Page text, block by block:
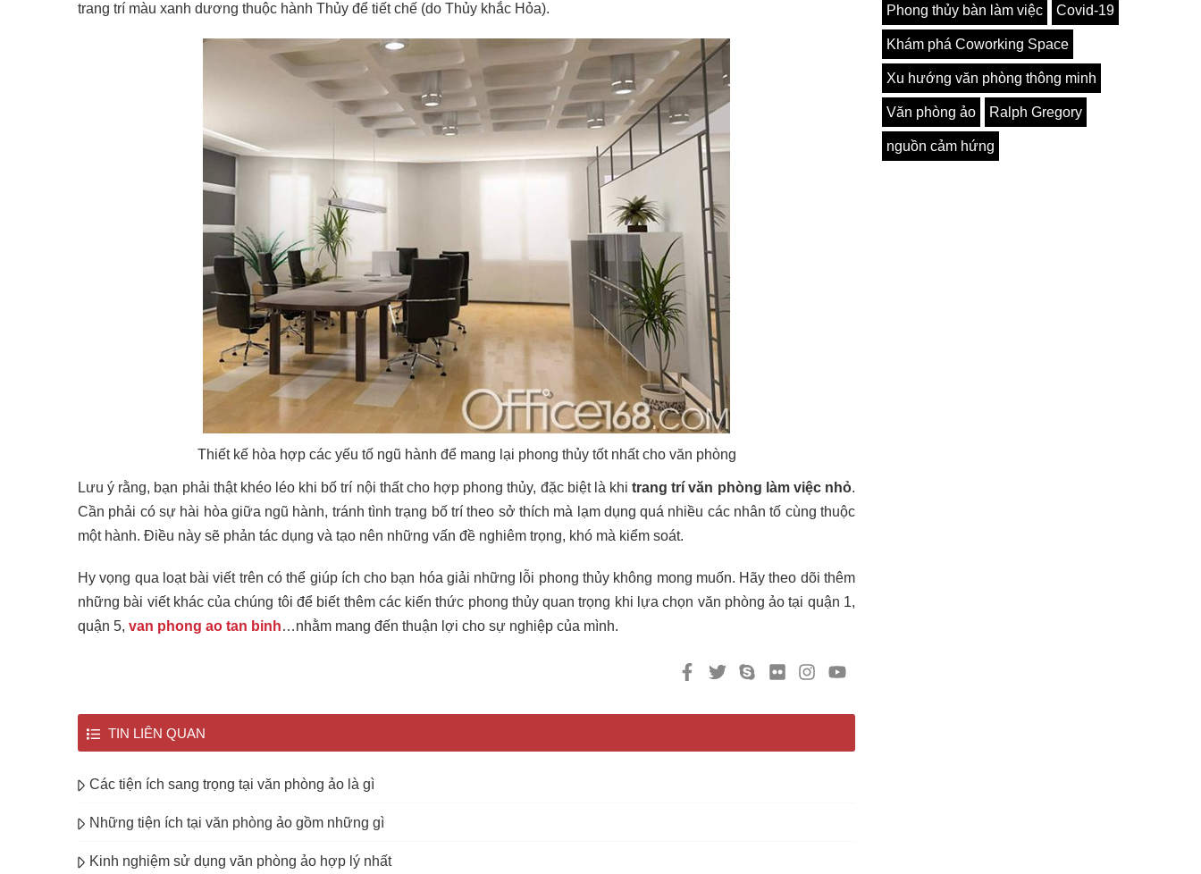
trang trí màu xanh dương thuộc hành Thủy để tiết chế (do Thủy khắc Hỏa).
Thiết kế hòa hợp các yếu tố ngũ hành để mang lại phong thủy tốt nhất cho văn phòng
Lưu ý rằng, bạn phải thật khéo léo khi bố trí nội thất cho hợp phong thủy, đặc biệt là khitrang trí văn phòng làm việc nhỏ.
Cần phải có sự hài hòa giữa ngũ hành, tránh tình trạng bố trí theo sở thích mà lạm dụng quá nhiều các nhân tố cùng thuộc
một hành. Điều này sẽ phản tác dụng và tạo nên những vấn đề nghiêm trọng, khó mà kiểm soát.
Hy vọng qua loạt bài viết trên có thể giúp ích cho bạn hóa giải những lỗi phong thủy không mong muốn. Hãy theo dõi thêm
những bài viết khác của chúng tôi để biết thêm các kiến thức phong thủy quan trọng khi lựa chọn văn phòng ảo tại quận 1,
quận 5, van phong ao tan binh…nhằm mang đến thuận lợi cho sự nghiệp của mình.
TIN LIÊN QUAN
Các tiện ích sang trọng tại văn phòng ảo là gì
Những tiện ích tại văn phòng ảo gồm những gì
Kinh nghiệm sử dụng văn phòng ảo hợp lý nhất
Phong thủy bàn làm việc Covid-19
Khám phá Coworking Space
Xu hướng văn phòng thông minh
Văn phòng ảo Ralph Gregory
nguồn cảm hứng